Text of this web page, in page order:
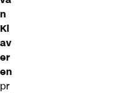
n
Kl
av
er
en
pr